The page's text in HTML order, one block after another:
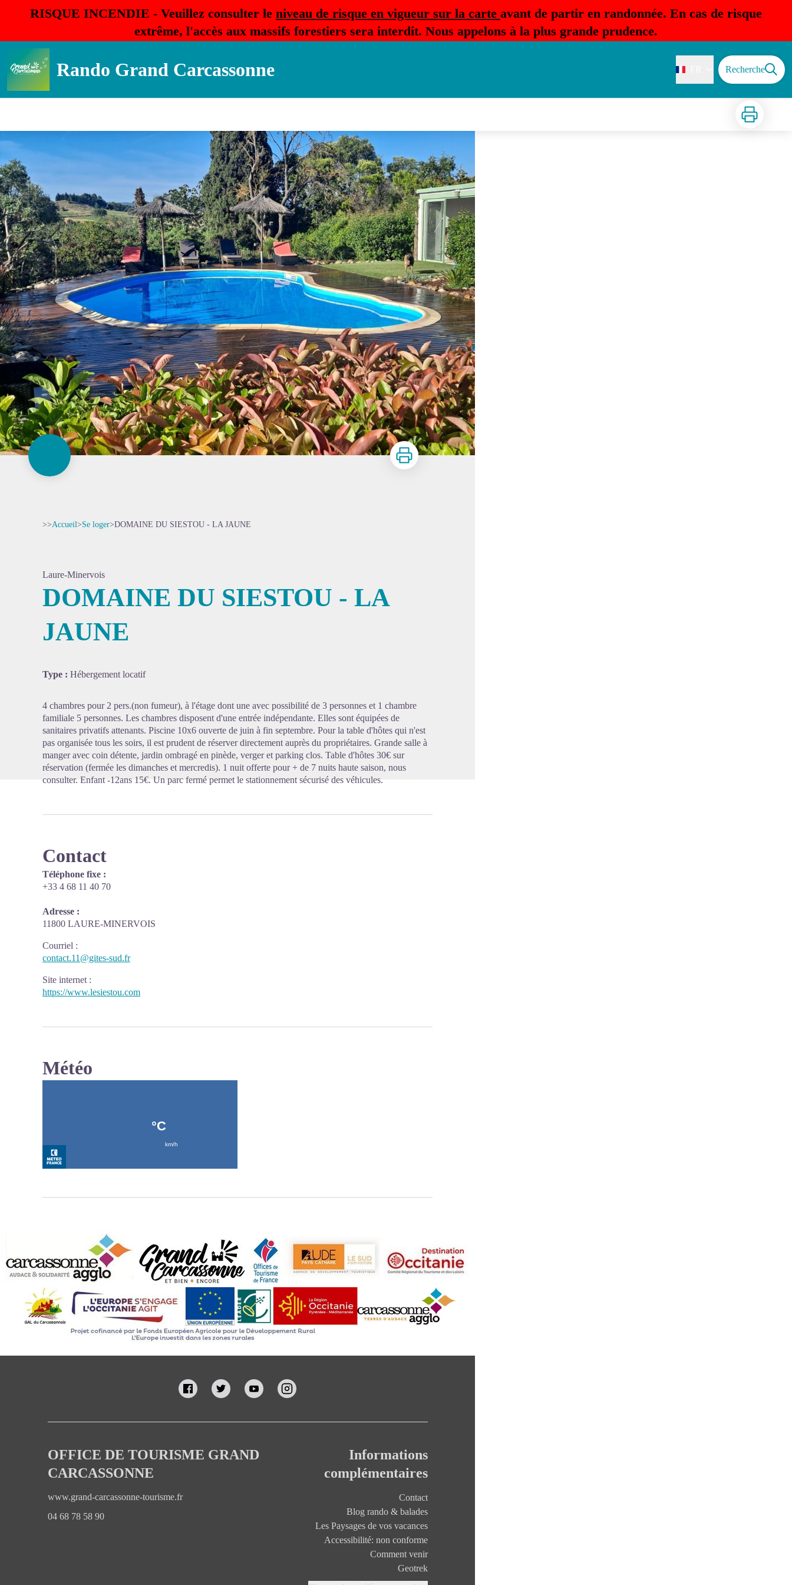
RISQUE INCENDIE - Veuillez consulter le niveau de risque en vigueur sur la carte avant de partir en randonnée. En cas de risque
extrême, l'accès aux massifs forestiers sera interdit. Nous appelons à la plus grande prudence.
Rando Grand Carcassonne Recherche
Imprimer
Imprimer
>>Accueil>Se loger>DOMAINE DU SIESTOU - LA JAUNE
Laure-Minervois
DOMAINE DU SIESTOU - LA
JAUNE
Type : Hébergement locatif
4 chambres pour 2 pers.(non fumeur), à l'étage dont une avec possibilité de 3 personnes et 1 chambre
familiale 5 personnes. Les chambres disposent d'une entrée indépendante. Elles sont équipées de
sanitaires privatifs attenants. Piscine 10x6 ouverte de juin à fin septembre. Pour la table d'hôtes qui n'est
pas organisée tous les soirs, il est prudent de réserver directement auprès du propriétaires. Grande salle à
manger avec coin détente, jardin ombragé en pinède, verger et parking clos. Table d'hôtes 30€ sur
réservation (fermée les dimanches et mercredis). 1 nuit offerte pour + de 7 nuits haute saison, nous
consulter. Enfant -12ans 15€. Un parc fermé permet le stationnement sécurisé des véhicules.
Contact
Téléphone fixe :
+33 4 68 11 40 70
Adresse :
11800 LAURE-MINERVOIS
Courriel :
contact.11@gites-sud.fr
Site internet :
https://www.lesiestou.com
Météo
OFFICE DE TOURISME GRAND
CARCASSONNE
www.grand-carcassonne-tourisme.fr
04 68 78 58 90
Informations
complémentaires
Contact
Blog rando & balades
Les Paysages de vos vacances
Accessibilité: non conforme
Comment venir
Geotrek